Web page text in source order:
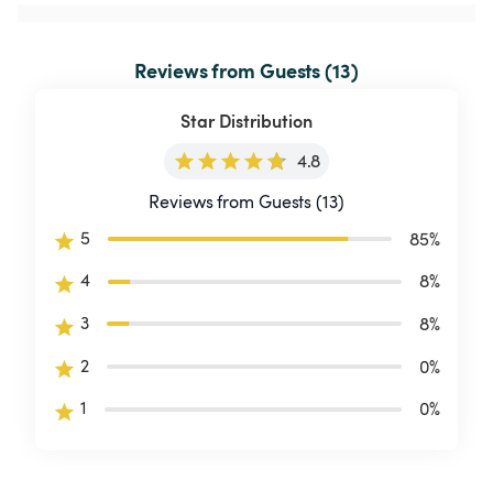
Reviews from Guests (13)
Star Distribution
4.8
Reviews from Guests (13)
5
85%
4
8%
3
8%
2
0%
1
0%